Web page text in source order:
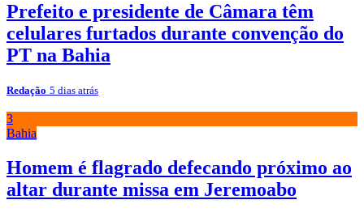
Prefeito e presidente de Câmara têm
celulares furtados durante convenção do
PT na Bahia
Redação 5 dias atrás
3
Bahia
Homem é flagrado defecando próximo ao
altar durante missa em Jeremoabo